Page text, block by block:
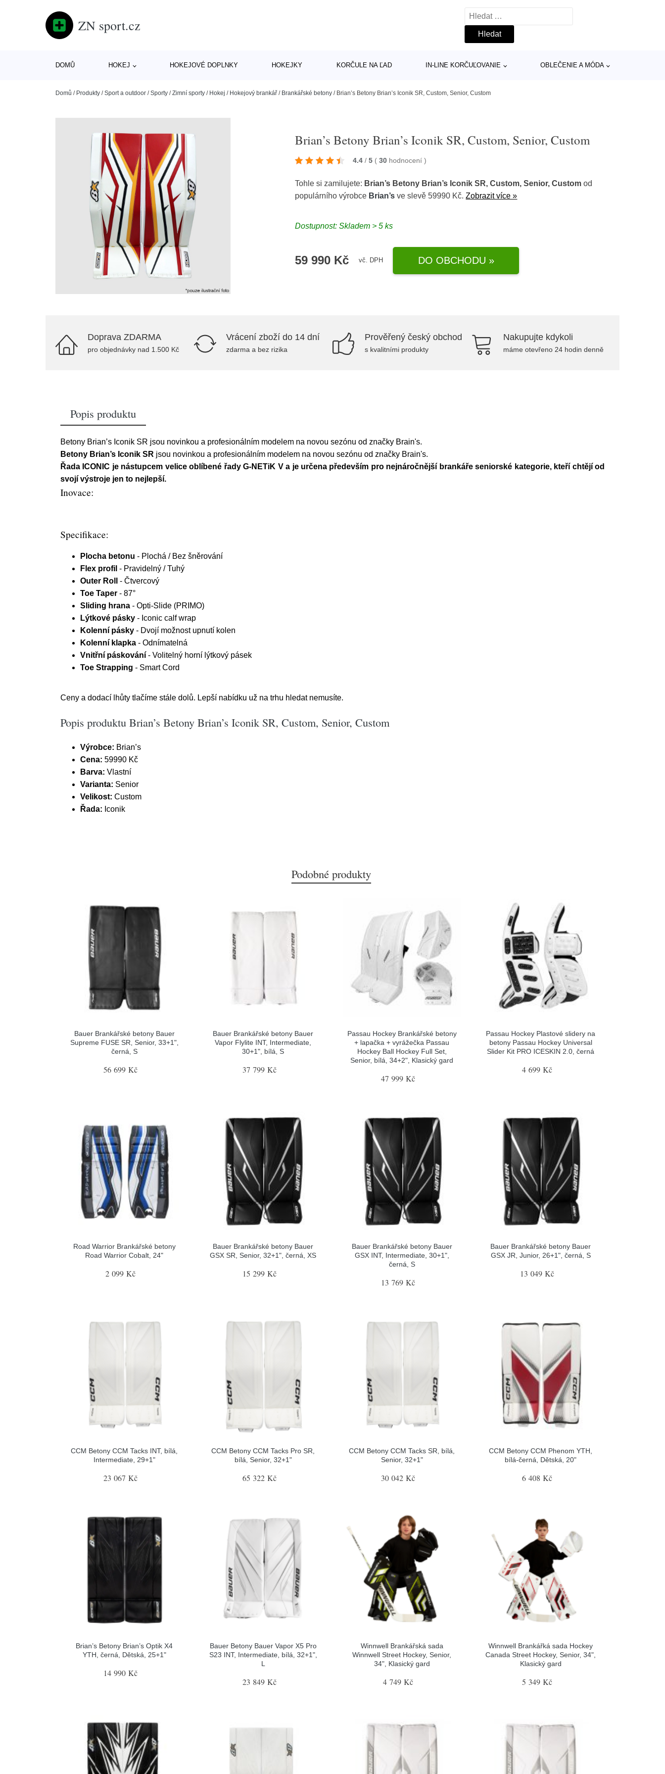
ZN sport.cz
Vyhledávání
DOMŮ HOKEJ HOKEJOVÉ DOPLNKY HOKEJKY KORČULE NA ĽAD IN-LINE KORČUĽOVANIE OBLEČENIE A MÓDA
Domů / Produkty /Sport a outdoor /Sporty /Zimní sporty / Hokej / Hokejový brankář / Brankářské betony / Brian’s Betony Brian’s Iconik SR, Custom, Senior, Custom
Brian’s Betony Brian’s Iconik SR, Custom, Senior, Custom
4.4 / 5 ( 30 hodnocení)
Tohle si zamilujete: Brian’s Betony Brian’s Iconik SR, Custom, Senior, Custom od
populárního výrobce Brian’s ve slevě 59990 Kč.Zobrazit více »
Dostupnost: Skladem > 5 ks
59 990 Kč vč. DPH DO OBCHODU »
Doprava ZDARMA
pro objednávky nad 1.500 Kč
Vrácení zboží do 14 dní
zdarma a bez rizika
Prověřený český obchod
s kvalitními produkty
Nakupujte kdykoli
máme otevřeno 24 hodin denně
Popis produktu
Betony Brian’s Iconik SR jsou novinkou a profesionálním modelem na novou sezónu od značky Brain's.
Betony Brian’s Iconik SR jsou novinkou a profesionálním modelem na novou sezónu od značky Brain's.
Řada ICONIC je nástupcem velice oblíbené řady G-NETiK V a je určena především pro nejnáročnější brankáře seniorské kategorie, kteří chtějí od
svojí výstroje jen to nejlepší.
Inovace:
Specifikace:
Plocha betonu - Plochá / Bez šněrování
Flex profil - Pravidelný / Tuhý
Outer Roll
- Čtvercový
Toe Taper - 87°
Sliding hrana - Opti-Slide (PRIMO)
Lýtkové pásky - Iconic calf wrap
Kolenní pásky - Dvojí možnost upnutí kolen
Kolenní klapka - Odnímatelná
Vnitřní páskování - Volitelný horní lýtkový pásek
Toe Strapping - Smart Cord
Ceny a dodací lhůty tlačíme stále dolů. Lepší nabídku už na trhu hledat nemusíte.
Popis produktu Brian’s Betony Brian’s Iconik SR, Custom, Senior, Custom
Výrobce: Brian’s
Cena: 59990 Kč
Barva: Vlastní
Varianta: Senior
Velikost: Custom
Řada: Iconik
Podobné produkty
Bauer Brankářské betony Bauer
Supreme FUSE SR, Senior, 33+1",
černá, S
56 699 Kč
Bauer Brankářské betony Bauer
Vapor Flylite INT, Intermediate,
30+1", bílá, S
37 799 Kč
Passau Hockey Brankářské betony
+ lapačka + vyrážečka Passau
Hockey Ball Hockey Full Set,
Senior, bílá, 34+2", Klasický gard
47 999 Kč
Passau Hockey Plastové slidery na
betony Passau Hockey Universal
Slider Kit PRO ICESKIN 2.0, černá
4 699 Kč
Road Warrior Brankářské betony
Road Warrior Cobalt, 24"
2 099 Kč
Bauer Brankářské betony Bauer
GSX SR, Senior, 32+1", černá, XS
15 299 Kč
Bauer Brankářské betony Bauer
GSX INT, Intermediate, 30+1",
černá, S
13 769 Kč
Bauer Brankářské betony Bauer
GSX JR, Junior, 26+1", černá, S
13 049 Kč
CCM Betony CCM Tacks INT, bílá,
Intermediate, 29+1"
23 067 Kč
CCM Betony CCM Tacks Pro SR,
bílá, Senior, 32+1"
65 322 Kč
CCM Betony CCM Tacks SR, bílá,
Senior, 32+1"
30 042 Kč
CCM Betony CCM Phenom YTH,
bílá-černá, Dětská, 20"
6 408 Kč
Brian’s Betony Brian’s Optik X4
YTH, černá, Dětská, 25+1"
14 990 Kč
Bauer Betony Bauer Vapor X5 Pro
S23 INT, Intermediate, bílá, 32+1",
L
23 849 Kč
Winnwell Brankářská sada
Winnwell Street Hockey, Senior,
34", Klasický gard
4 749 Kč
Winnwell Brankářká sada Hockey
Canada Street Hockey, Senior, 34",
Klasický gard
5 349 Kč